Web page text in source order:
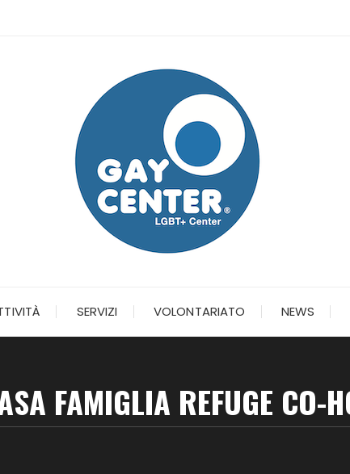
SERVIZI VOLONTARIATO NEWS
FAMIGLIA REFUGE CO-